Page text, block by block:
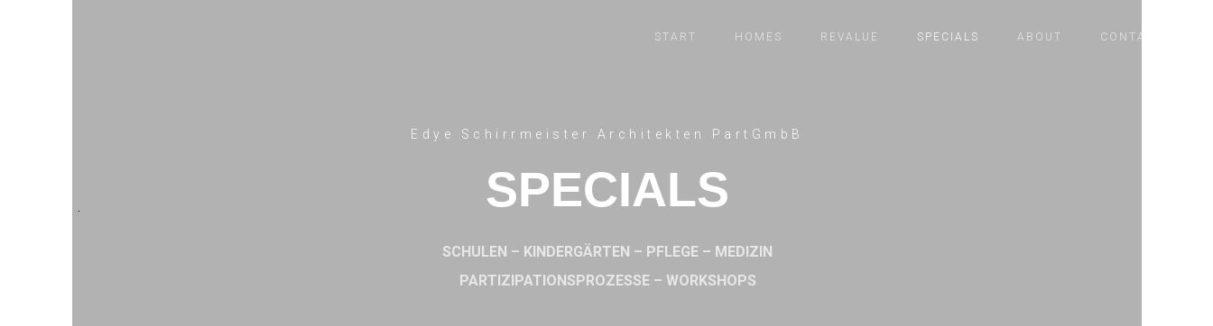
START HOMES REVALUE SPECIALS ABOUT CONTACT
Edye Schirrmeister Architekten PartGmbB
SPECIALS
SCHULEN – KINDERGÄRTEN – PFLEGE – MEDIZIN
PARTIZIPATIONSPROZESSE – WORKSHOPS